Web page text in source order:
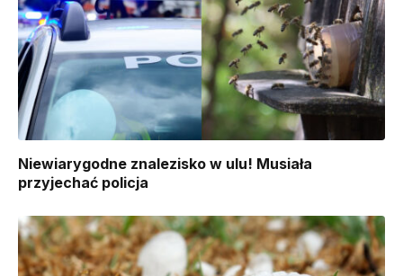
Niewiarygodne znalezisko w ulu! Musiała
przyjechać policja